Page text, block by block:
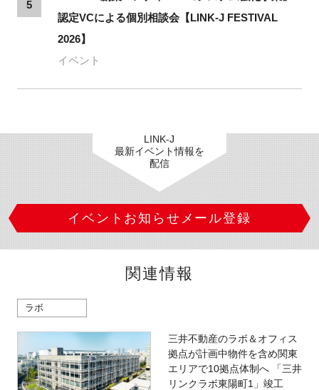
5
認定VCによる個別相談会【LINK-J FESTIVAL
2026】
イベント
LINK-J
最新イベント情報を
配信
イベントお知らせメール登録
関連情報
ラボ
三井不動産のラボ＆オフィス
拠点が計画中物件を含め関東
エリアで10拠点体制へ 「三井
リンクラボ東陽町1」竣工